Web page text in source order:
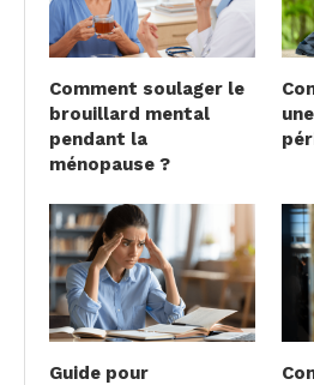
Comment soulager le
brouillard mental
pendant la
ménopause ?
Guide pour